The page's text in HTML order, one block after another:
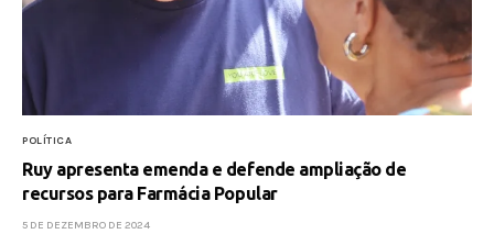
POLÍTICA
Ruy apresenta emenda e defende ampliação de
recursos para Farmácia Popular
5 DE DEZEMBRO DE 2024